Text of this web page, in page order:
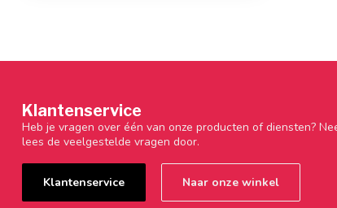
Klantenservice
Heb je vragen over één van onze producten of diensten?
lees de veelgestelde vragen door.
Klantenservice Naar onze winkel